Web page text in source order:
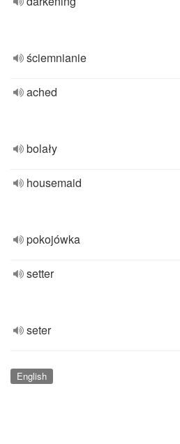
ściemnianie
ached
bolały
housemaid
pokojówka
setter
seter
English